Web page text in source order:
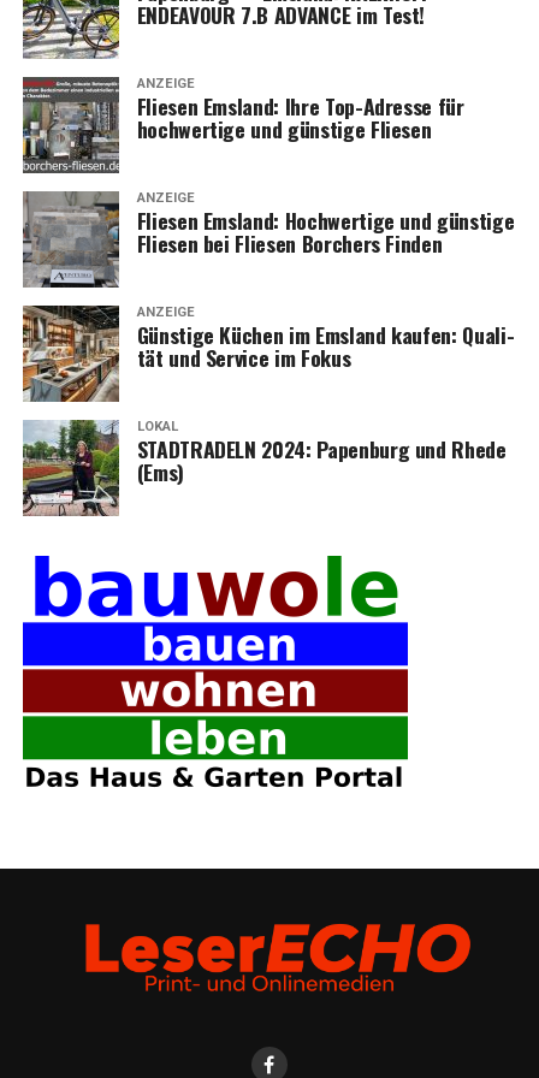
ENDEAVOUR 7.B ADVANCE im Test!
ANZEIGE
Flie­sen Ems­land: Ihre Top-Adres­se für
hoch­wer­ti­ge und güns­ti­ge Fliesen
ANZEIGE
Flie­sen Ems­land: Hoch­wer­ti­ge und güns­ti­ge
Flie­sen bei Flie­sen Bor­chers Finden
ANZEIGE
Güns­ti­ge Küchen im Ems­land kau­fen: Qua­li­
tät und Ser­vice im Fokus
LOKAL
STADTRADELN 2024: Papen­burg und Rhe­de
(Ems)